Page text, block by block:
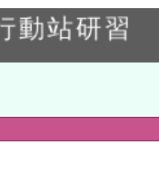
名，續辦
動站研習
度閱讀磐